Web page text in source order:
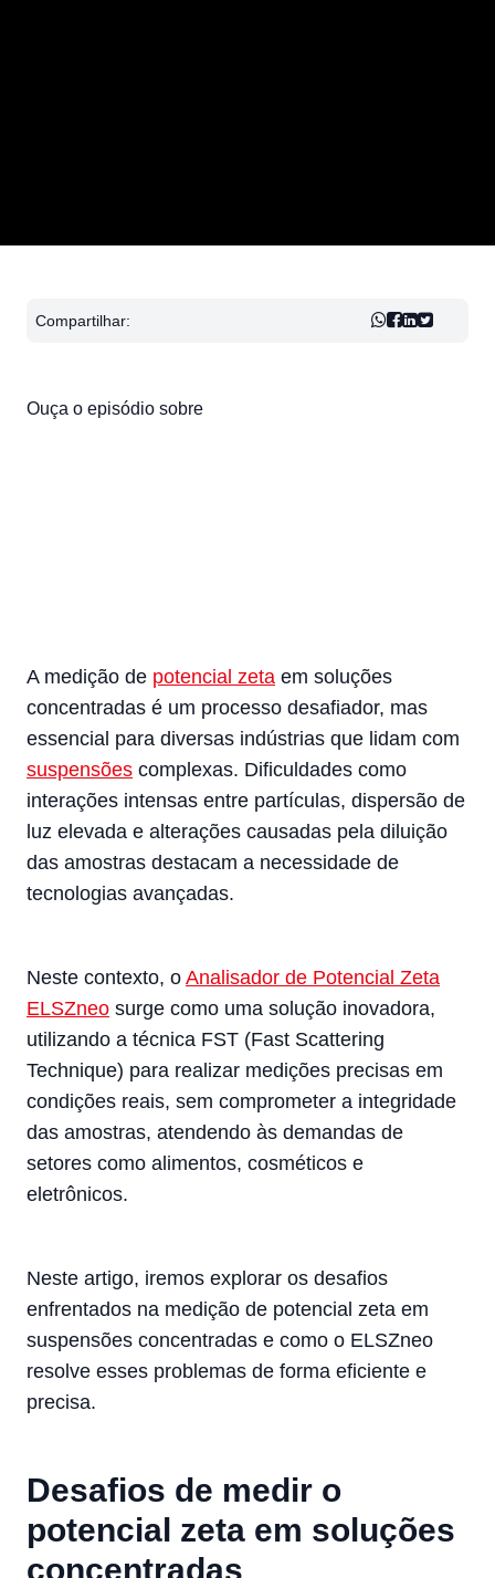
Compartilhar:
Ouça o episódio sobre
A medição de potencial zeta em soluções
concentradas é um processo desafiador, mas
essencial para diversas indústrias que lidam com
suspensões complexas. Dificuldades como
interações intensas entre partículas, dispersão de
luz elevada e alterações causadas pela diluição
das amostras destacam a necessidade de
tecnologias avançadas.
Neste contexto, o Analisador de Potencial Zeta
ELSZneo surge como uma solução inovadora,
utilizando a técnica FST (Fast Scattering
Technique) para realizar medições precisas em
condições reais, sem comprometer a integridade
das amostras, atendendo às demandas de
setores como alimentos, cosméticos e
eletrônicos.
Neste artigo, iremos explorar os desafios
enfrentados na medição de potencial zeta em
suspensões concentradas e como o ELSZneo
resolve esses problemas de forma eficiente e
precisa.
Desafios de medir o
potencial zeta em soluções
concentradas